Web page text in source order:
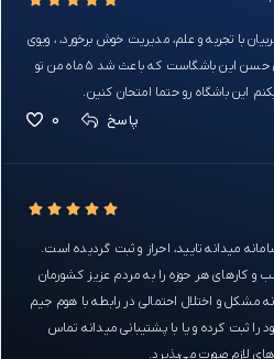
با تجربه و علم، مدیریت خوش برخورد، ، ویوی
رو به خیابون و تهویه مناسب مهم ترین حسن این باشگاست که باعث شد ۵ ماه من تو
این باشگاه رو حتما امتحان کنین.
پاسخ 0
میدانه تایید، احراز و ثبت گردیده است.
و کارهای هر حوزه را به مردم عزیز کشورمان
مشکل و اختلال احتمالی در رابطه با هوم جیم
ثبت کرده و یا با پشتیبانی میدانه تماس
لازم صورت می‌پذیرد.